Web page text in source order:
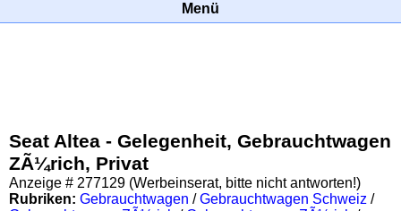
Menü
Seat Altea - Gelegenheit, Gebrauchtwagen
ZÃ¼rich, Privat
Anzeige # 277129 (Werbeinserat, bitte nicht antworten!)
Rubriken: Gebrauchtwagen /Gebrauchtwagen Schweiz /